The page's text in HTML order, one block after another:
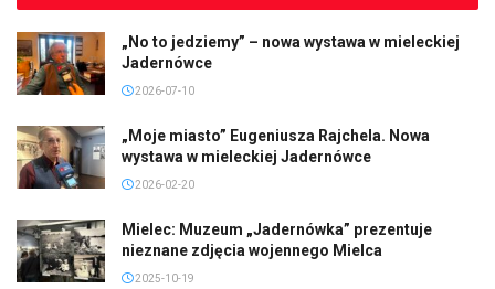
„No to jedziemy” – nowa wystawa w mieleckiej
Jadernówce
2026-07-10
„Moje miasto” Eugeniusza Rajchela. Nowa
wystawa w mieleckiej Jadernówce
2026-02-20
Mielec: Muzeum „Jadernówka” prezentuje
nieznane zdjęcia wojennego Mielca
2025-10-19